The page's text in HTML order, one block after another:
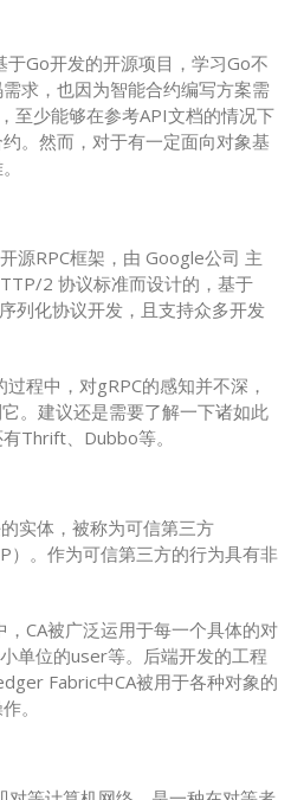
Go开发的开源项目，学习Go不
求，也因为智能合约编写方案需
至少能够在参考API文档的情况下
。然而，对于有一定面向对象基
源RPC框架，由 Google公司 主
2 协议标准而设计的，基于
列化协议开发，且支持众多开发
程中，对gRPC的感知并不深，
。建议还是需要了解一下诸如此
Thrift、Dubbo等。
实体，被称为可信第三方
）。作为可信第三方的行为具有非
CA被广泛运用于每一个具体的对
单位的user等。后端开发的工程
Fabric中CA被用于各种对象的
。